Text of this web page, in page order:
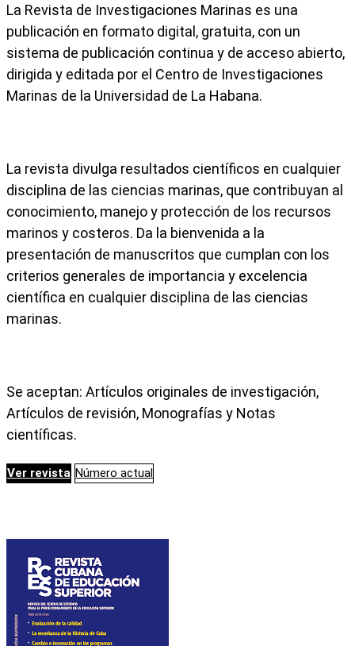
La Revista de Investigaciones Marinas es una
publicación en formato digital, gratuita, con un
sistema de publicación continua y de acceso abierto,
dirigida y editada por el Centro de Investigaciones
Marinas de la Universidad de La Habana.
La revista divulga resultados científicos en cualquier
disciplina de las ciencias marinas, que contribuyan al
conocimiento, manejo y protección de los recursos
marinos y costeros. Da la bienvenida a la
presentación de manuscritos que cumplan con los
criterios generales de importancia y excelencia
científica en cualquier disciplina de las ciencias
marinas.
Se aceptan: Artículos originales de investigación,
Artículos de revisión, Monografías y Notas
científicas.
Ver revista Número actual